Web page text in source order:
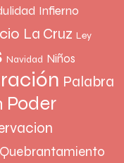
Infierno
La Cruz Ley
Navidad Niños
Palabra
Poder
Quebrantamiento